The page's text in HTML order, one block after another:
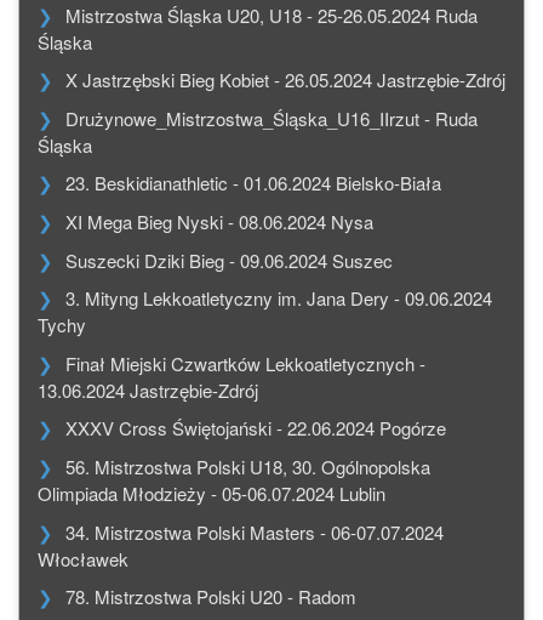
Mistrzostwa Śląska U20, U18 - 25-26.05.2024 Ruda
Śląska
X Jastrzębski Bieg Kobiet - 26.05.2024 Jastrzębie-Zdrój
Drużynowe_Mistrzostwa_Śląska_U16_IIrzut - Ruda
Śląska
23. Beskidianathletic - 01.06.2024 Bielsko-Biała
XI Mega Bieg Nyski - 08.06.2024 Nysa
Suszecki Dziki Bieg - 09.06.2024 Suszec
3. Mityng Lekkoatletyczny im. Jana Dery - 09.06.2024
Tychy
Finał Miejski Czwartków Lekkoatletycznych -
13.06.2024 Jastrzębie-Zdrój
XXXV Cross Świętojański - 22.06.2024 Pogórze
56. Mistrzostwa Polski U18, 30. Ogólnopolska
Olimpiada Młodzieży - 05-06.07.2024 Lublin
34. Mistrzostwa Polski Masters - 06-07.07.2024
Włocławek
78. Mistrzostwa Polski U20 - Radom